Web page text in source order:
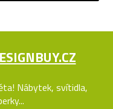
Nábytek, svítidla,